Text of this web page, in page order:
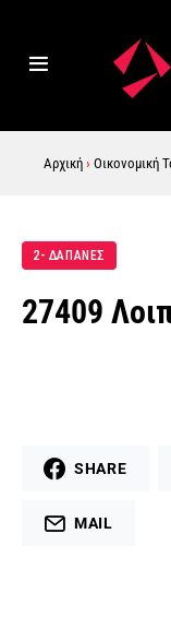
Αρχική › Οικονομική
2- ΔΑΠΆΝΕΣ
27409
SHARE
MAIL